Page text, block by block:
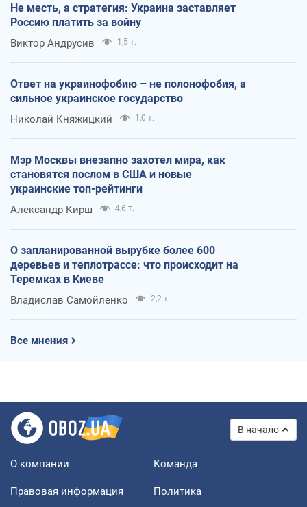
Не месть, а стратегия: Украина заставляет
Россию платить за войну
Виктор Андрусив 1,5 т.
Ответ на украинофобию – не полонофобия, а
сильное украинское государство
Николай Княжицкий 1,0 т.
Мэр Москвы внезапно захотел мира, как
становятся послом в США и новые
украинские топ-рейтинги
Александр Кирш 4,6 т.
О запланированной вырубке более 600
деревьев и теплотрассе: что происходит на
Теремках в Киеве
Владислав Самойленко 2,2 т.
Все мнения
В начало
О компании Команда
Правовая информация
Политика